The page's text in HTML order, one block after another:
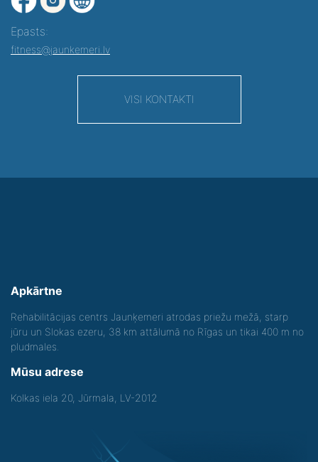
Epasts:
fitness@jaunkemeri.lv
VISI KONTAKTI
Apkārtne
Rehabilitācijas centrs Jaunķemeri atrodas priežu mežā, starp
jūru un Slokas ezeru, 38 km attālumā no Rīgas un tikai 400 m no
pludmales.
Mūsu adrese
Kolkas iela 20, Jūrmala, LV-2012